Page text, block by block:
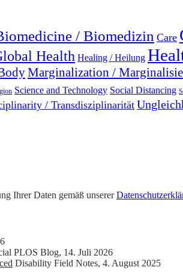
/ Biomedizin Care
Health Healing / Heilung
Marginalization /
Science and Technology Social Distancing
/ Transdisziplinarität
Ihrer Daten gemäß unserer
PLOS Blog, 14. Juli 2026
Disability Field Notes, 4. August 2025